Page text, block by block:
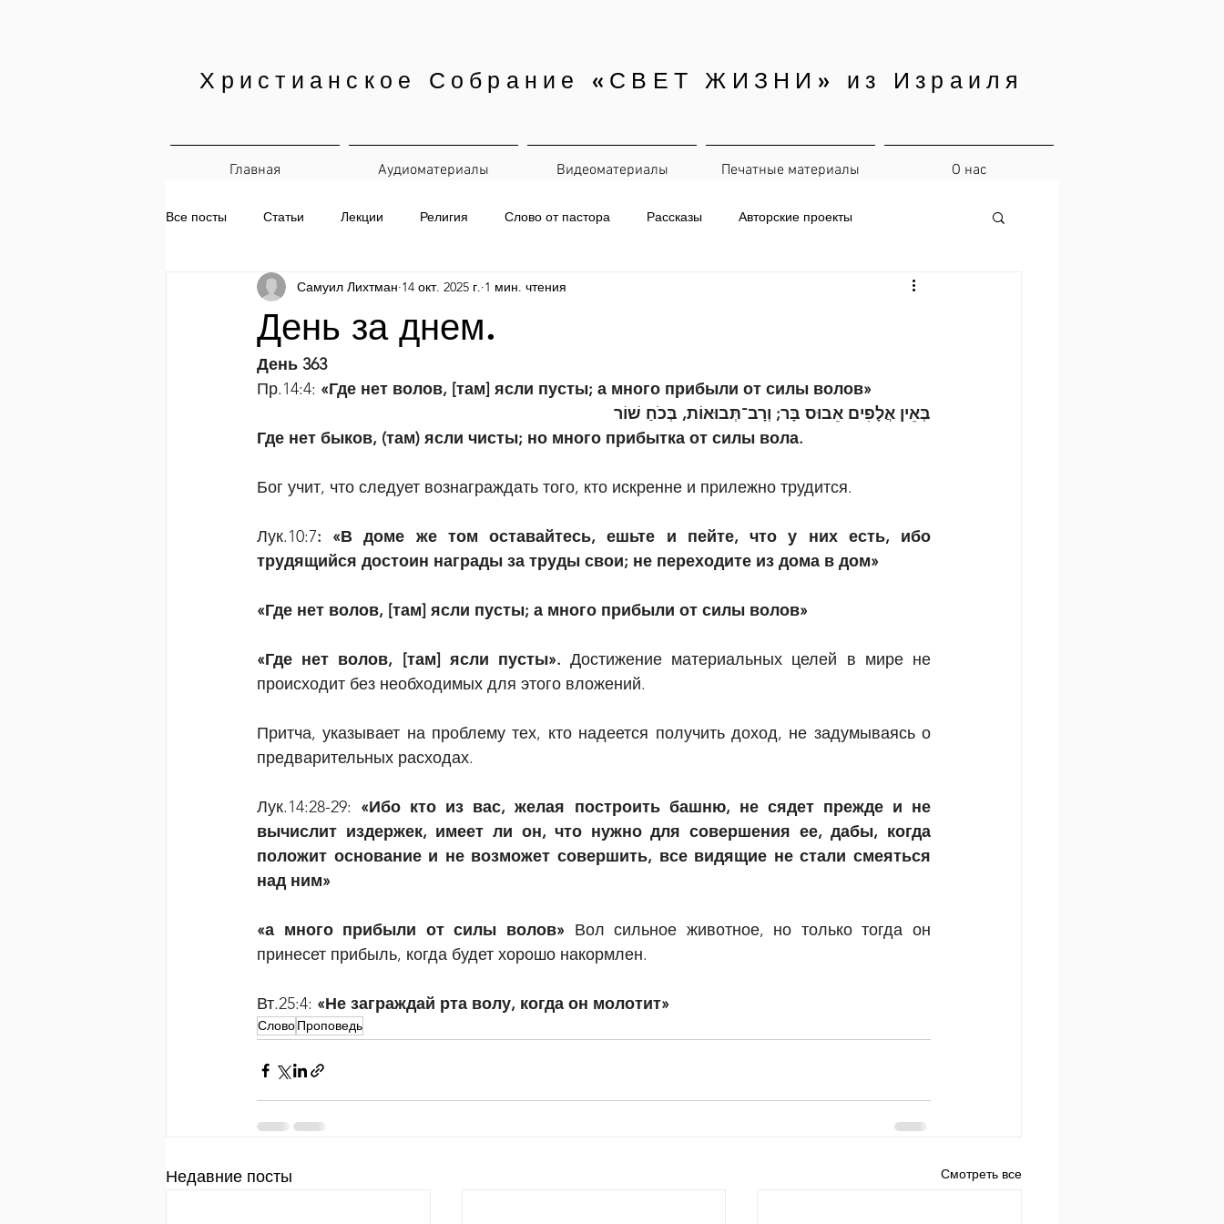
Христианское Собрание «СВЕТ ЖИЗНИ» из Израиля
Главная Аудиоматериалы Видеоматериалы Печатные материалы О нас
Все посты Статьи Лекции Религия Слово от пастора Рассказы Авторские проекты
Печатные материалы Ежедневная рассылка
День за днем.
Самуил Лихтман 14 окт. 2025 г. 1 мин. чтения
День 363
Пр.14:4: «Где нет волов, [там] ясли пусты; а много прибыли от силы волов»
בְּאֵין אֲלָפִים אֵבוּס בָּר; וְרָב־תְּבוּאוֹת, בְּכֹחַ שׁוֹר
Где нет быков, (там) ясли чисты; но много прибытка от силы вола.
Бог учит, что следует вознаграждать того, кто искренне и прилежно трудится.
Лук.10:7: «В доме же том оставайтесь, ешьте и пейте, что у них есть, ибо
трудящийся достоин награды за труды свои; не переходите из дома в дом»
«Где нет волов, [там] ясли пусты; а много прибыли от силы волов»
«Где нет волов, [там] ясли пусты». Достижение материальных целей в мире не
происходит без необходимых для этого вложений.
Притча, указывает на проблему тех, кто надеется получить доход, не задумываясь о
предварительных расходах.
Лук.14:28-29: «Ибо кто из вас, желая построить башню, не сядет прежде и не
вычислит издержек, имеет ли он, что нужно для совершения ее, дабы, когда
положит основание и не возможет совершить, все видящие не стали смеяться
над ним»
«а много прибыли от силы волов» Вол сильное животное, но только тогда он
принесет прибыль, когда будет хорошо накормлен.
Вт.25:4: «Не заграждай рта волу, когда он молотит»
СловоПроповедь
Недавние посты Смотреть все